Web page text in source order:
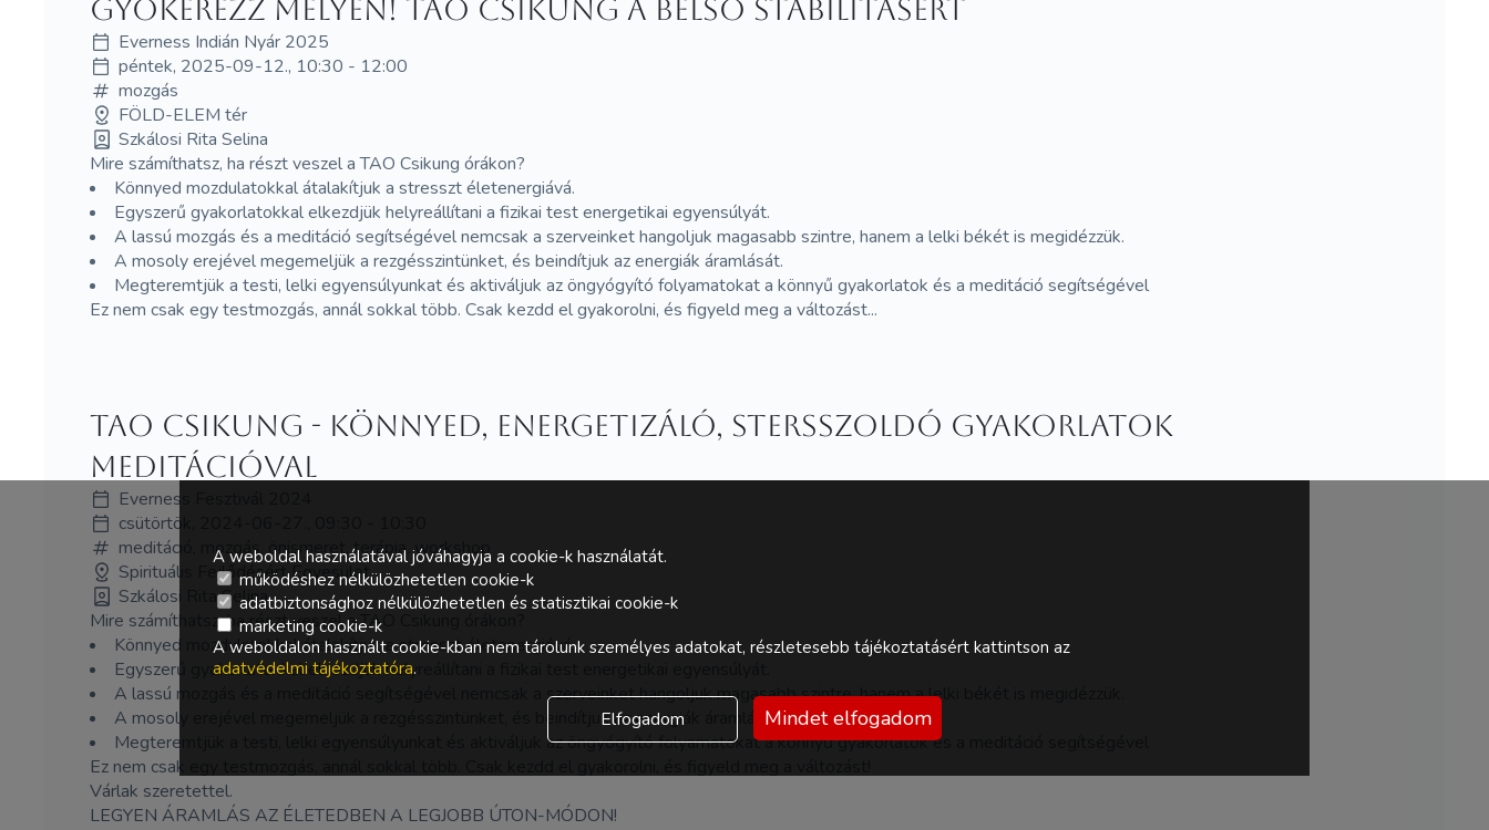
Gyökerezz mélyen! Tao CSIKUNG a belső stabilitásért
Everness Indián Nyár 2025
péntek, 2025-09-12., 10:30 - 12:00
mozgás
FÖLD-ELEM tér
Szkálosi Rita Selina
Mire számíthatsz, ha részt veszel a TAO Csikung órákon?
Könnyed mozdulatokkal átalakítjuk a stresszt életenergiává.
Egyszerű gyakorlatokkal elkezdjük helyreállítani a fizikai test energetikai egyensúlyát.
A lassú mozgás és a meditáció segítségével nemcsak a szerveinket hangoljuk magasabb szintre, hanem a lelki békét is megidézzük.
A mosoly erejével megemeljük a rezgésszintünket, és beindítjuk az energiák áramlását.
Megteremtjük a testi, lelki egyensúlyunkat és aktiváljuk az öngyógyító folyamatokat a könnyű gyakorlatok és a meditáció segítségével
Ez nem csak egy testmozgás, annál sokkal több. Csak kezdd el gyakorolni, és figyeld meg a változást...
Tao csikung - könnyed, energetizáló, stersszoldó gyakorlatok
meditációval
Everness Fesztivál 2024
csütörtök, 2024-06-27., 09:30 - 10:30
meditáció, mozgás, önismeret, terápia, workshop
Spirituális Fejlődésért Egyesület
Szkálosi Rita Selina
Mire számíthatsz, ha részt veszel a TAO Csikung órákon?
Könnyed mozdulatokkal átalakítjuk a stresszt életenergiává.
Egyszerű gyakorlatokkal elkezdjük helyreállítani a fizikai test energetikai egyensúlyát.
A lassú mozgás és a meditáció segítségével nemcsak a szerveinket hangoljuk magasabb szintre, hanem a lelki békét is megidézzük.
A mosoly erejével megemeljük a rezgésszintünket, és beindítjuk az energiák áramlását.
Megteremtjük a testi, lelki egyensúlyunkat és aktiváljuk az öngyógyító folyamatokat a könnyű gyakorlatok és a meditáció segítségével
Ez nem csak egy testmozgás, annál sokkal több. Csak kezdd el gyakorolni, és figyeld meg a változást!
Várlak szeretettel.
LEGYEN ÁRAMLÁS AZ ÉLETEDBEN A LEGJOBB ÚTON-MÓDON!
A weboldal használatával jóváhagyja a cookie-k használatát.
működéshez nélkülözhetetlen cookie-k
adatbiztonsághoz nélkülözhetetlen és statisztikai cookie-k
marketing cookie-k
A weboldalon használt cookie-kban nem tárolunk személyes adatokat, részletesebb tájékoztatásért kattintson az
adatvédelmi tájékoztatóra.
Elfogadom Mindet elfogadom